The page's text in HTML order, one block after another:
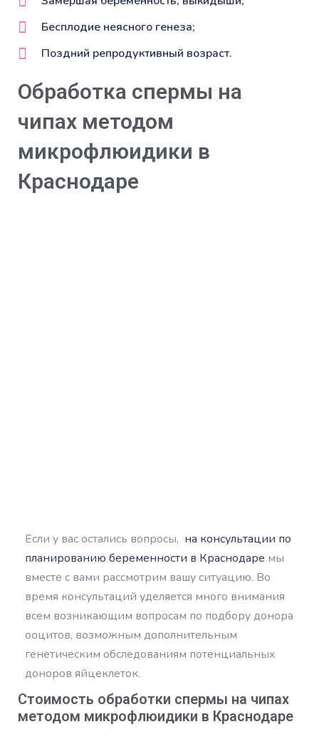
Бесплодие неясного генеза;
Поздний репродуктивный возраст.
Обработка спермы на
чипах методом
микрофлюидики в
Краснодаре
Если у вас остались вопросы, на консультации по
планированию беременности в Краснодаре мы
вместе с вами рассмотрим вашу ситуацию. Во
время консультаций уделяется много внимания
всем возникающим вопросам по подбору донора
ооцитов, возможным дополнительным
генетическим обследованиям потенциальных
доноров яйцеклеток.
Стоимость обработки спермы на чипах
методом микрофлюидики в Краснодаре